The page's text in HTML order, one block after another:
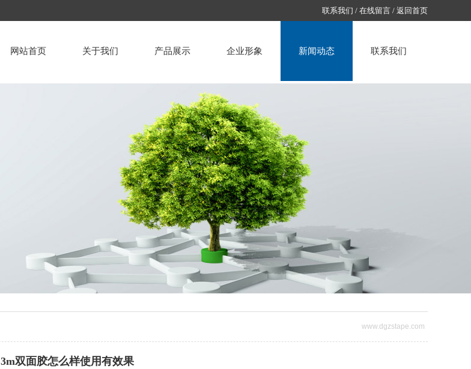
联系我们 / 在线留言 / 返回首页
网站首页 关于我们 产品展示 企业形象 新闻动态 联系我们
www.dgzstape.com
3m双面胶怎么样使用有效果